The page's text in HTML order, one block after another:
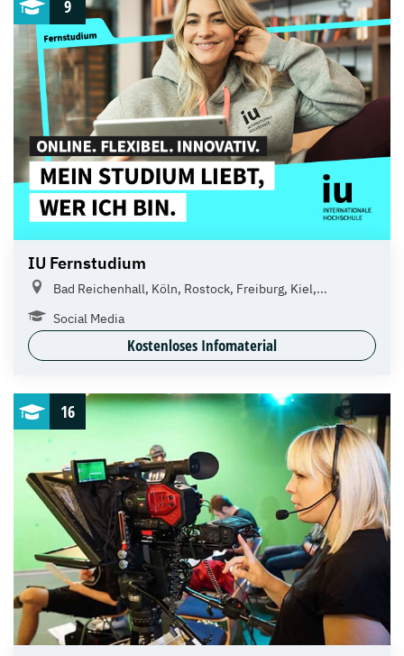
9
IU Fernstudium
Bad Reichenhall, Köln, Rostock, Freiburg, Kiel,...
Social Media
Kostenloses Infomaterial
16